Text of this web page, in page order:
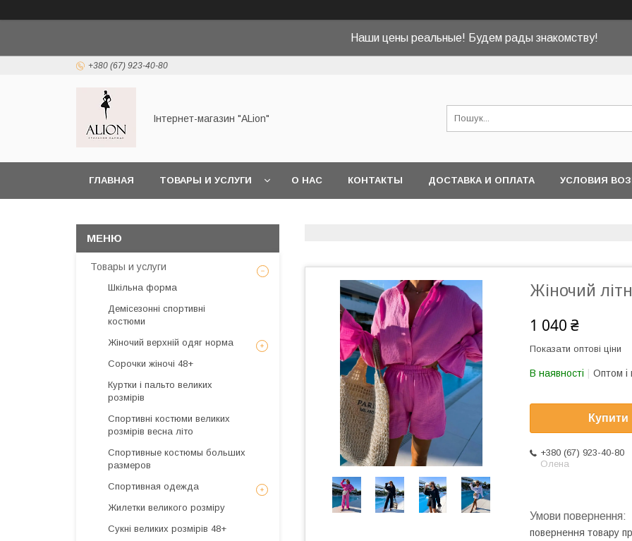
Наши цены реальные! Будем рады знакомству!
+380 (67) 923-40-80
Інтернет-магазин "ALіon"
ГЛАВНАЯ ТОВАРЫ И УСЛУГИ О НАС КОНТАКТЫ ДОСТАВКА И ОПЛАТА УСЛОВИЯ
Жіночий
1 040 ₴
Показати оптові ціни
В наявності Оптом і
Купити
+380 (67) 923-40-80
Олена
повернення товару
Товары и услуги
Шкільна форма
Демісезонні спортивні
костюми
Жіночий верхній одяг норма
Сорочки жіночі 48+
Куртки і пальто великих
розмірів
Спортивні костюми великих
розмірів весна літо
Спортивные костюмы больших
размеров
Спортивная одежда
Жилетки великого розміру
Сукні великих розмірів 48+